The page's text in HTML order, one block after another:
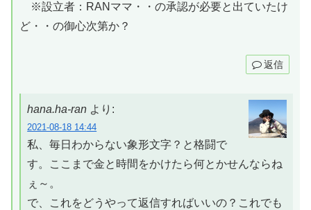
※設立者：RANママ・・の承認が必要と出ていたけ
ど・・の御心次第か？
返信
hana.ha-ran より:
2021-08-18 14:44
私、毎日わからない象形文字？と格闘で
す。ここまで金と時間をかけたら何とかせんならね
ぇ～。
で、これをどうやって返信すればいいの？これでも